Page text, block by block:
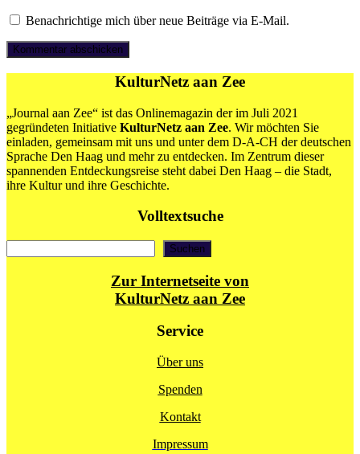
Benachrichtige mich über neue Beiträge via E-Mail.
KulturNetz aan Zee
„Journal aan Zee“ ist das Onlinemagazin der im Juli 2021
gegründeten Initiative KulturNetz aan Zee. Wir möchten Sie
einladen, gemeinsam mit uns und unter dem D-A-CH der deutschen
Sprache Den Haag und mehr zu entdecken. Im Zentrum dieser
spannenden Entdeckungsreise steht dabei Den Haag – die Stadt,
ihre Kultur und ihre Geschichte.
Volltextsuche
Suchen
Zur Internetseite von
KulturNetz aan Zee
Service
Über uns
Spenden
Kontakt
Impressum